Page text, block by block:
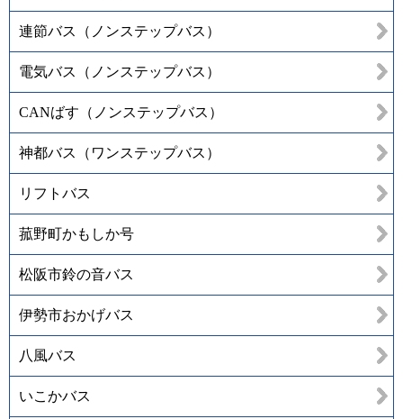
連節バス（ノンステップバス）
電気バス（ノンステップバス）
CANばす（ノンステップバス）
神都バス（ワンステップバス）
リフトバス
菰野町かもしか号
松阪市鈴の音バス
伊勢市おかげバス
八風バス
いこかバス